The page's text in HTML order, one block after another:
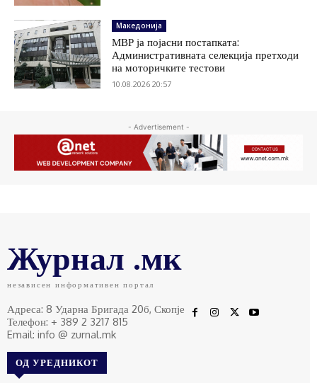
Македонија
МВР ја појасни постапката:
Административната селекција претходи
на моторичките тестови
10.08.2026 20:57
- Advertisement -
Журнал .мк
независен информативен портал
Адреса: 8 Ударна Бригада 20б, Скопје
Телефон: + 389 2 3217 815
Email: info @ zurnal.mk
ОД УРЕДНИКОТ